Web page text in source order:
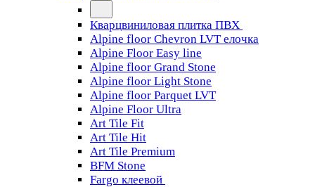
Кварцвиниловая плитка ПВХ
Alpine floor Chevron LVT елочка
Alpine Floor Easy line
Alpine floor Grand Stone
Alpine floor Light Stone
Alpine floor Parquet LVT
Alpine Floor Ultra
Art Tile Fit
Art Tile Hit
Art Tile Premium
BFM Stone
Fargo клеевой